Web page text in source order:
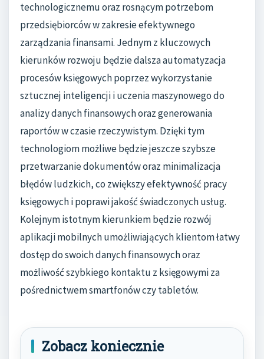
technologicznemu oraz rosnącym potrzebom
przedsiębiorców w zakresie efektywnego
zarządzania finansami. Jednym z kluczowych
kierunków rozwoju będzie dalsza automatyzacja
procesów księgowych poprzez wykorzystanie
sztucznej inteligencji i uczenia maszynowego do
analizy danych finansowych oraz generowania
raportów w czasie rzeczywistym. Dzięki tym
technologiom możliwe będzie jeszcze szybsze
przetwarzanie dokumentów oraz minimalizacja
błędów ludzkich, co zwiększy efektywność pracy
księgowych i poprawi jakość świadczonych usług.
Kolejnym istotnym kierunkiem będzie rozwój
aplikacji mobilnych umożliwiających klientom łatwy
dostęp do swoich danych finansowych oraz
możliwość szybkiego kontaktu z księgowymi za
pośrednictwem smartfonów czy tabletów.
Zobacz koniecznie